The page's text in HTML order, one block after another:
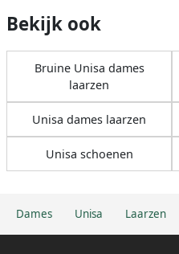
Dames Unisa Laarzen
Bekijk ook
Bruine Unisa dames
laarzen
Unisa dames laarzen
Unisa schoenen